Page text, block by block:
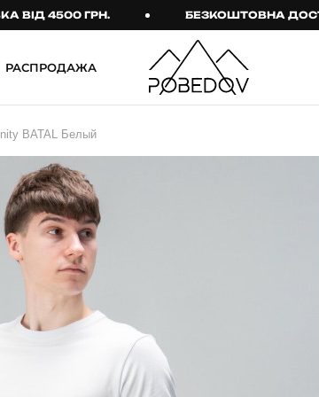
4500 ГРН. БЕЗКОШТОВНА
Брюки
Джогери
Карго
Спортивні штани
Лосины
Джинсы
Куртка й штани
РАСПРОДАЖА
BATAL Белый